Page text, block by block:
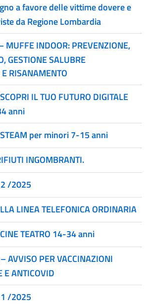
a favore delle vittime dovere e
da Regione Lombardia
MUFFE INDOOR: PREVENZIONE,
GESTIONE SALUBRE
RISANAMENTO
IL TUO FUTURO DIGITALE
anni
STEAM per minori 7-15 anni
INGOMBRANTI.
/2025
LINEA TELEFONICA ORDINARIA
TEATRO 14-34 anni
AVVISO PER VACCINAZIONI
E ANTICOVID
/2025